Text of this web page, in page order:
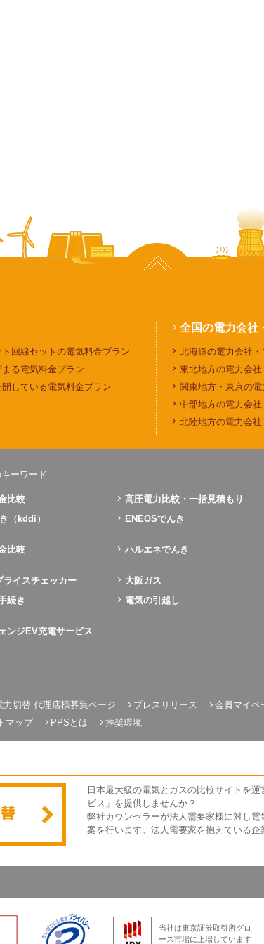
回線セットの電気料金プラン
る電気料金プラン
している電気料金プラン
全国の電力会社
北海道の電力会社・
東北地方の電力会
関東地方・東京の
中部地方の電力会
北陸地方の電力会
ーワード
比較 高圧電力比較・一括見積もり
（kddi）
ENEOSでんき
比較 ハルエネでんき
ライスチェッカー
大阪ガス
続き
電気の引越し
ンジEV充電サービス
力切替 代理店様募集ページ プレスリリース 会員マイペ
マップ PPSとは 推奨環境
日本最大級の電気とガスの比較サイトを
ビス」を提供しませんか？
弊社カウンセラーが法人需要家様に対し
案を行います。法人需要家を抱えている企
当社は東京証券取引所グロ
ース市場に上場しています